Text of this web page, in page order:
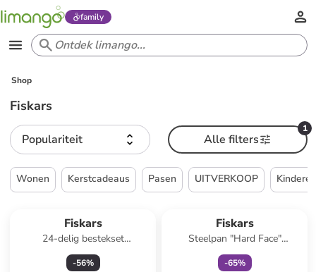
family
Shop
Fiskars
Populariteit
1
Alle filters
Wonen Kerstcadeaus Pasen UITVERKOOP
Fiskars
24-delig bestekset
zilverkleurig
-56%
Fiskars
Steelpan "Hard Face"
zilverkleurig/zwart - 1,8 l
-65%